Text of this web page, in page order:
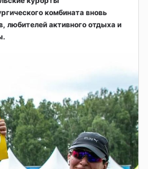
комбината вновь
любителей активного отдыха и